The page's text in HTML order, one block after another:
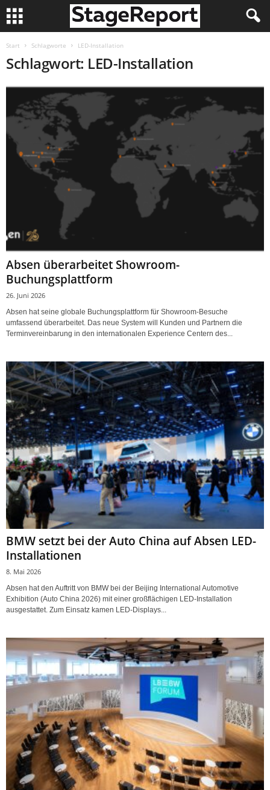
Start Schlagworte LED-Installation
Schlagwort: LED-Installation
Absen überarbeitet Showroom-
Buchungsplattform
26. Juni 2026
Absen hat seine globale Buchungsplattform für Showroom-Besuche
umfassend überarbeitet. Das neue System will Kunden und Partnern die
Terminvereinbarung in den internationalen Experience Centern des...
BMW setzt bei der Auto China auf Absen LED-
Installationen
8. Mai 2026
Absen hat den Auftritt von BMW bei der Beijing International Automotive
Exhibition (Auto China 2026) mit einer großflächigen LED-Installation
ausgestattet. Zum Einsatz kamen LED-Displays...